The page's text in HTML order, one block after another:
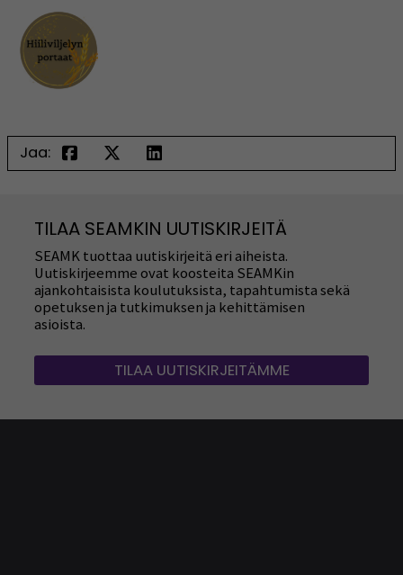
Jaa:
TILAA SEAMKIN UUTISKIRJEITÄ
SEAMK tuottaa uutiskirjeitä eri aiheista.
Uutiskirjeemme ovat koosteita SEAMKin
ajankohtaisista koulutuksista, tapahtumista sekä
opetuksen ja tutkimuksen ja kehittämisen
asioista.
TILAA UUTISKIRJEITÄMME